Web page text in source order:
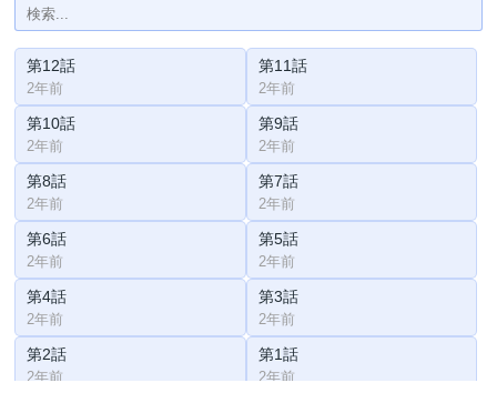
第12話
2年前
第11話
2年前
第10話
2年前
第9話
2年前
第8話
2年前
第7話
2年前
第6話
2年前
第5話
2年前
第4話
2年前
第3話
2年前
第2話
2年前
第1話
2年前